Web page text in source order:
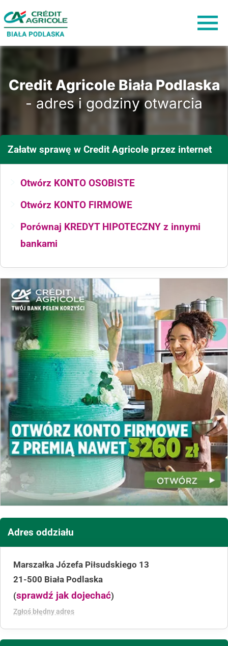
Credit Agricole Biała Podlaska
- adres i godziny otwarcia
Załatw sprawę w Credit Agricole przez internet
Otwórz KONTO OSOBISTE
Otwórz KONTO FIRMOWE
Porównaj KREDYT HIPOTECZNY z innymi
bankami
Adres oddziału
Marszałka Józefa Piłsudskiego 13
21-500 Biała Podlaska
(sprawdź jak dojechać)
Zgłoś błędny adres